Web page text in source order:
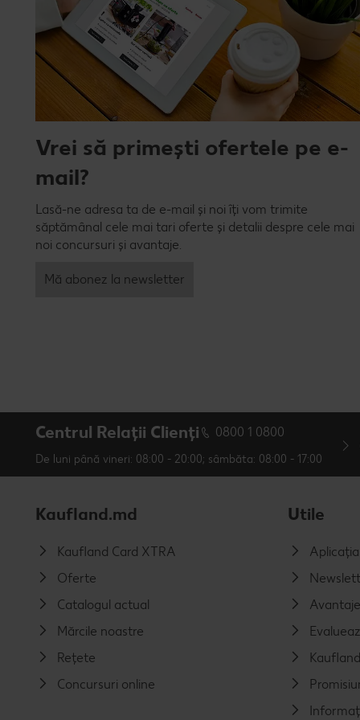
Vrei să primești ofertele pe e-
mail?
Lasă-ne adresa ta de e-mail și noi îți vom trimite
săptămânal cele mai tari oferte și detalii despre cele mai
noi concursuri și avantaje.
Mă abonez la newsletter
Centrul Relații Clienți 0800 1 0800
De luni până vineri: 08:00 - 20:00; sâmbăta: 08:00 - 17:00
Kaufland.md
Kaufland Card XTRA
Oferte
Catalogul actual
Mărcile noastre
Rețete
Concursuri online
Utile
Avantaje